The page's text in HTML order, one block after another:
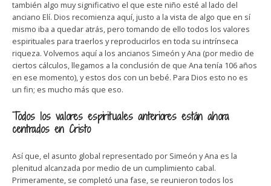
también algo muy significativo el que este niño esté al lado del
anciano Elí. Dios recomienza aquí, justo a la vista de algo que en sí
mismo iba a quedar atrás, pero tomando de ello todos los valores
espirituales para traerlos y reproducirlos en toda su intrínseca
riqueza. Volvemos aquí a los ancianos Simeón y Ana (por medio de
ciertos cálculos, llegamos a la conclusión de que Ana tenía 106 años
en ese momento), y estos dos con un bebé. Para Dios esto no es
un fin; es mucho más que eso.
Todos los valores espirituales anteriores están ahora
centrados en Cristo
Así que, el asunto global representado por Simeón y Ana es la
plenitud alcanzada por medio de un cumplimiento cabal.
Primeramente, se completó una fase, se reunieron todos los